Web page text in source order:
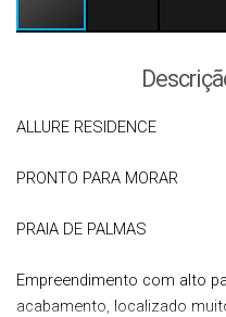
ALLURE RESIDENCE
PRONTO PARA MORAR
PRAIA DE PALMAS
Empreendimento com alto
acabamento, localizado